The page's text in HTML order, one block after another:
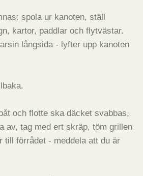
spola ur kanoten, ställ
kartor, paddlar och flytvästar.
långsida - lyfter upp kanoten
och flotte ska däcket svabbas,
av, tag med ert skräp, töm grillen
till förrådet - meddela att du är